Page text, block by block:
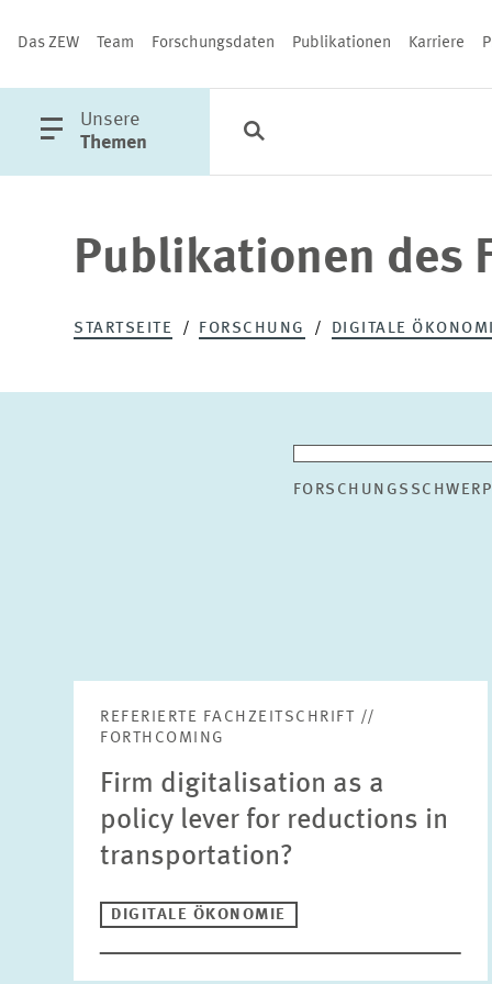
Das ZEW Team Forschungsdaten Publikationen Karriere
öffne
Hauptmenü
Unsere
Themen
Kategorien
PUBLIKATIONEN
Schließen
Publikationen des
STARTSEITE FORSCHUNG DIGITALE
REFERIERTE FACHZEITSCHRIFT //
FORTHCOMING
Firm digitalisation as a
policy lever for reductions in
transportation?
DIGITALE ÖKONOMIE